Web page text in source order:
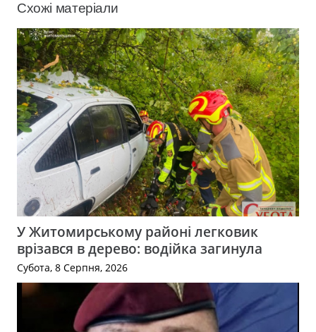
Схожі матеріали
У Житомирському районі легковик
врізався в дерево: водійка загинула
Субота, 8 Серпня, 2026